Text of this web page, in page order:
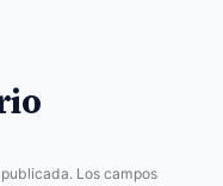
Los campos